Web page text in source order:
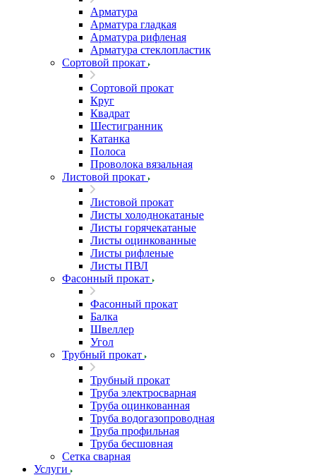
Арматура
Арматура гладкая
Арматура рифленая
Арматура стеклопластик
Сортовой прокат
Сортовой прокат
Круг
Квадрат
Шестигранник
Катанка
Полоса
Проволока вязальная
Листовой прокат
Листовой прокат
Листы холоднокатаные
Листы горячекатаные
Листы оцинкованные
Листы рифленые
Листы ПВЛ
Фасонный прокат
Фасонный прокат
Балка
Швеллер
Угол
Трубный прокат
Трубный прокат
Труба электросварная
Труба оцинкованная
Труба водогазопроводная
Труба профильная
Труба бесшовная
Сетка сварная
Услуги